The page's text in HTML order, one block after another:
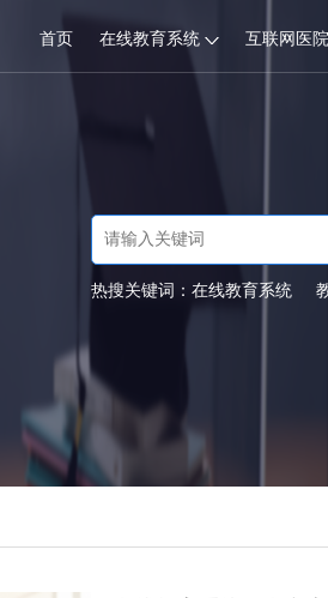
首页 在线教育系统 互联网医
热搜关键词： 在线教育系统